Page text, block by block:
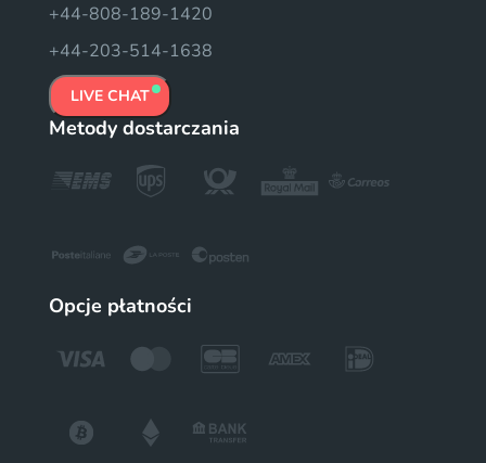
+44-808-189-1420
+44-203-514-1638
LIVE CHAT
Metody dostarczania
Opcje płatności